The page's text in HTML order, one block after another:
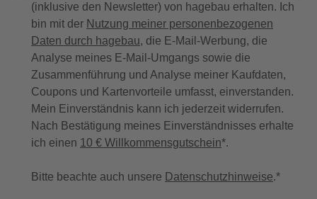
(inklusive den Newsletter) von hagebau erhalten. Ich
bin mit der Nutzung meiner personenbezogenen
Daten durch hagebau, die E-Mail-Werbung, die
Analyse meines E-Mail-Umgangs sowie die
Zusammenführung und Analyse meiner Kaufdaten,
Coupons und Kartenvorteile umfasst, einverstanden.
Mein Einverständnis kann ich jederzeit widerrufen.
Nach Bestätigung meines Einverständnisses erhalte
ich einen 10 € Willkommensgutschein*.
Bitte beachte auch unsere Datenschutzhinweise.